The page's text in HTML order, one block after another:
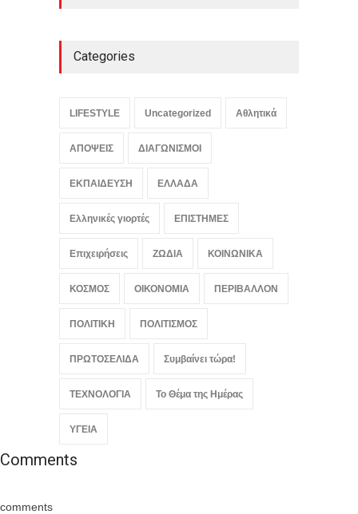
LIFESTYLE,ΠΟΛΙΤΙΣΜΟΣ
Categories
LIFESTYLE Uncategorized Αθλητικά
ΑΠΟΨΕΙΣ ΔΙΑΓΩΝΙΣΜΟΙ
ΕΚΠΑΙΔΕΥΣΗ ΕΛΛΑΔΑ
Ελληνικές γιορτές ΕΠΙΣΤΗΜΕΣ
Επιχειρήσεις ΖΩΔΙΑ ΚΟΙΝΩΝΙΚΑ
ΚΟΣΜΟΣ ΟΙΚΟΝΟΜΙΑ ΠΕΡΙΒΑΛΛΟΝ
ΠΟΛΙΤΙΚΗ ΠΟΛΙΤΙΣΜΟΣ
ΠΡΩΤΟΣΕΛΙΔΑ Συμβαίνει τώρα!
ΤΕΧΝΟΛΟΓΙΑ Το Θέμα της Ημέρας
ΥΓΕΙΑ
Comments
comments